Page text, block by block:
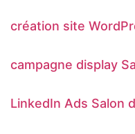
création site
campagne display
LinkedIn Ads Salon